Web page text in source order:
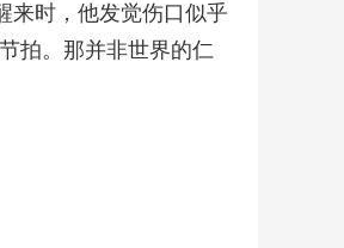
时，他发觉伤口似乎
拍。那并非世界的仁